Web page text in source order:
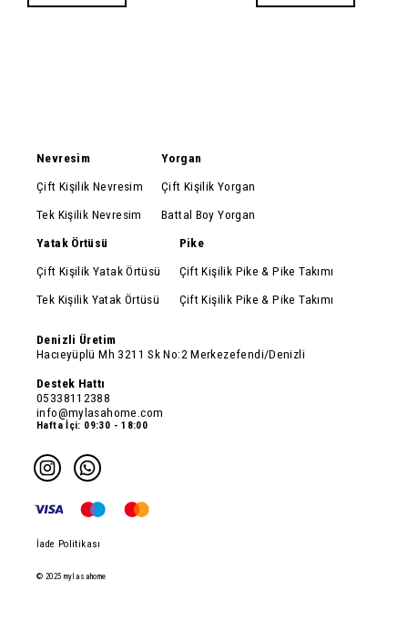
Nevresim
Çift Kişilik Nevresim
Tek Kişilik Nevresim
Yorgan
Çift Kişilik Yorgan
Battal Boy Yorgan
Yatak Örtüsü
Çift Kişilik Yatak Örtüsü
Tek Kişilik Yatak Örtüsü
Pike
Çift Kişilik Pike & Pike Takımı
Çift Kişilik Pike & Pike Takımı
Denizli Üretim
Hacıeyüplü Mh 3211 Sk No:2 Merkezefendi/Denizli
Destek Hattı
05338112388
info@mylasahome.com
Hafta İçi: 09:30 - 18:00
© 2025 mylasahome
İade Politikası